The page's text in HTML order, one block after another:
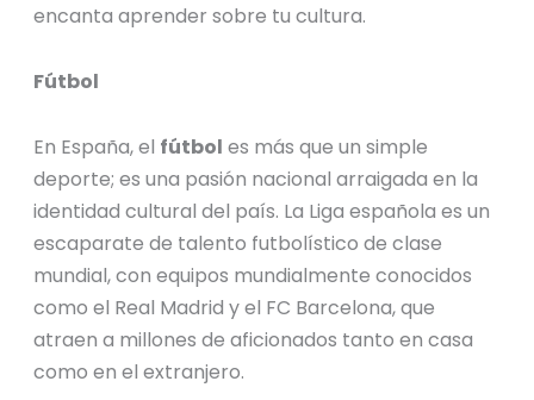
encanta aprender sobre tu cultura.
Fútbol
En España, el fútbol es más que un simple
deporte; es una pasión nacional arraigada en la
identidad cultural del país. La Liga española es un
escaparate de talento futbolístico de clase
mundial, con equipos mundialmente conocidos
como el Real Madrid y el FC Barcelona, que
atraen a millones de aficionados tanto en casa
como en el extranjero.